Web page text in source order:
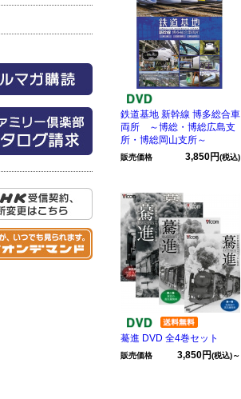
鉄道基地 新幹線 博多総合車
両所 ～博総・博総広島支
所・博総岡山支所～
販売価格 3,850円(税込)
驀進 DVD 全4巻セット
販売価格 3,850円(税込)～